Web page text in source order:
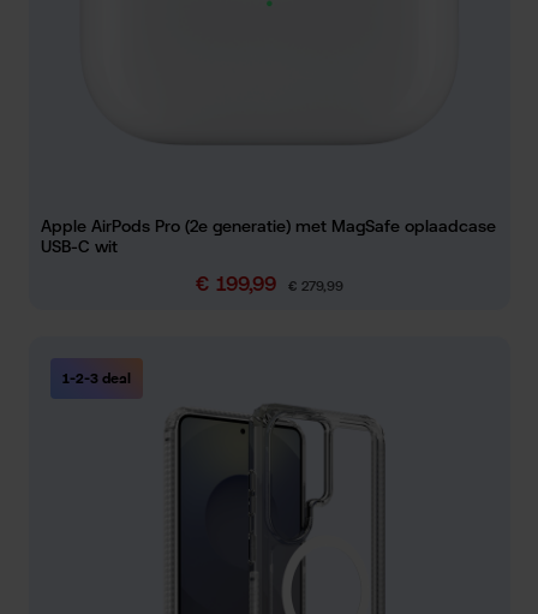
Apple AirPods Pro (2e generatie) met MagSafe oplaadcase
USB-C wit
Verkoopprijs:
€ 199,99 Normale prijs:
€ 279,99
1-2-3 deal